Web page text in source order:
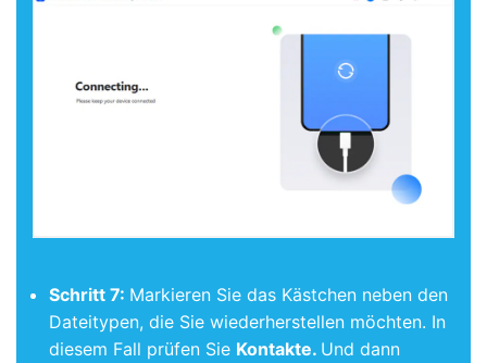
Schritt 7: Markieren Sie das Kästchen neben den
Dateitypen, die Sie wiederherstellen möchten. In
diesem Fall prüfen Sie Kontakte. Und dann